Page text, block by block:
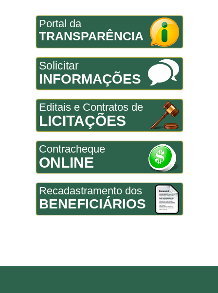
Portal da
TRANSPARÊNCIA
Solicitar
INFORMAÇÕES
Editais e Contratos de
LICITAÇÕES
Contracheque
ONLINE
Recadastramento dos
BENEFICIÁRIOS